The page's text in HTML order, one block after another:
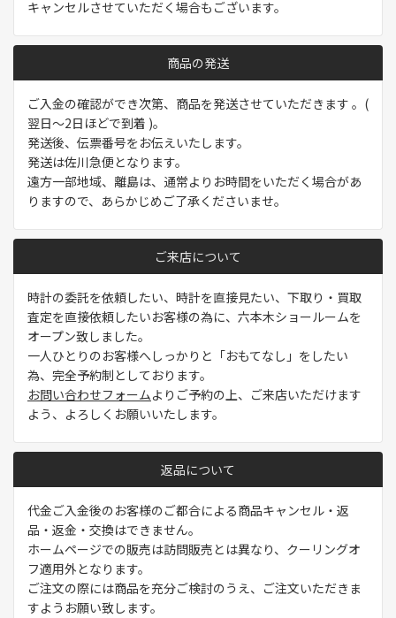
キャンセルさせていただく場合もございます。
商品の発送
ご入金の確認ができ次第、商品を発送させていただきます 。(
翌日～2日ほどで到着 )。
発送後、伝票番号をお伝えいたします。
発送は佐川急便となります。
遠方一部地域、離島は、通常よりお時間をいただく場合があ
りますので、あらかじめご了承くださいませ。
ご来店について
時計の委託を依頼したい、時計を直接見たい、下取り・買取
査定を直接依頼したいお客様の為に、六本木ショールームを
オープン致しました。
一人ひとりのお客様へしっかりと「おもてなし」をしたい
為、完全予約制としております。
お問い合わせフォームよりご予約の上、ご来店いただけます
よう、よろしくお願いいたします。
返品について
代金ご入金後のお客様のご都合による商品キャンセル・返
品・返金・交換はできません。
ホームページでの販売は訪問販売とは異なり、クーリングオ
フ適用外となります。
ご注文の際には商品を充分ご検討のうえ、ご注文いただきま
すようお願い致します。